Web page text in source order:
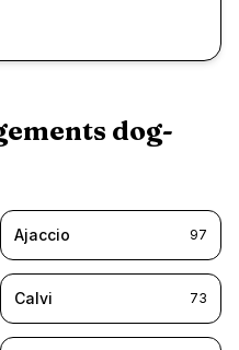
dog-
Ajaccio 97
Calvi 73